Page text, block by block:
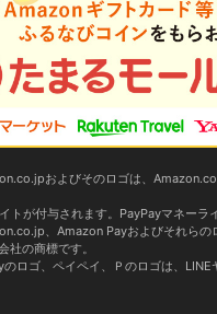
およびそのロゴは、
トが付与されます。PayPayマネーラ
、Amazon Payおよびそれらの
社の商標です。
ロゴ、ペイペイ、Ｐのロゴは、LINE